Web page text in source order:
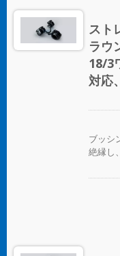
スト
ラウ
18/3
対応
ブッシ
絶縁し